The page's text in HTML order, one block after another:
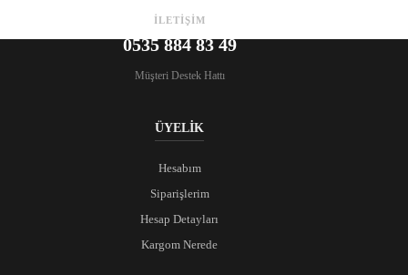
İLETİŞİM
0535 884 83 49
Müşteri Destek Hattı
ÜYELİK
Hesabım
Siparişlerim
Hesap Detayları
Kargom Nerede